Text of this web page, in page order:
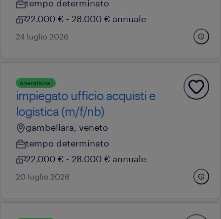
tempo determinato
22.000 € - 28.000 € annuale
24 luglio 2026
operational
impiegato ufficio acquisti e
logistica (m/f/nb)
gambellara, veneto
tempo determinato
22.000 € - 28.000 € annuale
20 luglio 2026